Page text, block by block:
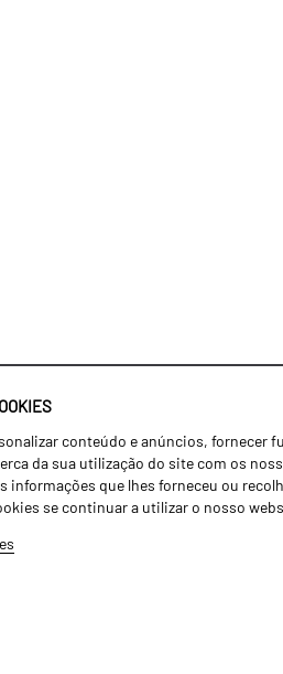
conteúdo e anúncios, fornecer
da sua utilização do site com os
informações que lhes forneceu ou
se continuar a utilizar o nosso
Agricultura
Transportes
Gama Floresta